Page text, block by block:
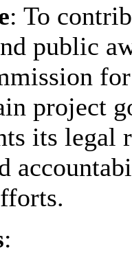
: To
public
project
its legal
: